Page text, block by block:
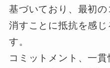
基づいており、最初
消すことに抵抗を感
す。
コミットメント、一貫